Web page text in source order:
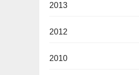
2013
2012
2010